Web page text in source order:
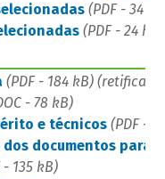
(PDF - 34
(PDF - 24 kB)
(PDF - 184 kB) (retificado
- 78 kB)
e técnicos (PDF -
dos documentos para
- 135 kB)